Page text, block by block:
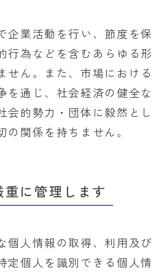
企業活動を行い、節度を保
行為などを含むあらゆる形
せん。また、市場における
を通じ、社会経済の健全な
会的勢力・団体に毅然とし
関係を持ちません。
に管理します
個人情報の取得、利用及び
定個人を識別できる個人情